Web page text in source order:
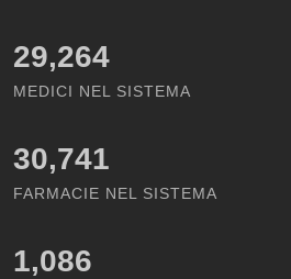
29,264
MEDICI NEL SISTEMA
30,741
FARMACIE NEL SISTEMA
1,086